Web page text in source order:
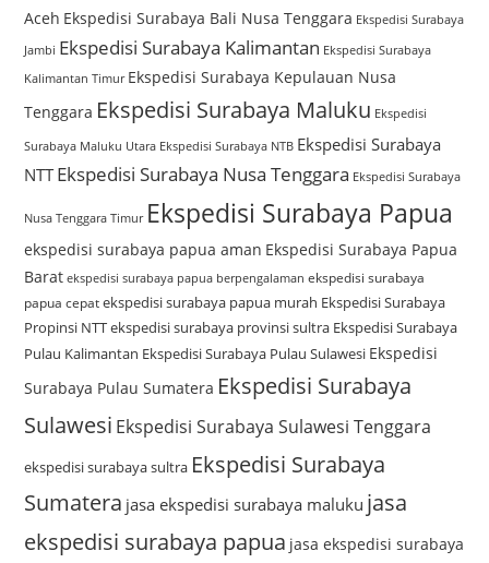
Aceh Ekspedisi Surabaya Bali Nusa Tenggara Ekspedisi Surabaya
Jambi Ekspedisi Surabaya Kalimantan Ekspedisi Surabaya
Kalimantan Timur Ekspedisi Surabaya Kepulauan Nusa
Tenggara Ekspedisi Surabaya Maluku Ekspedisi
Surabaya Maluku Utara Ekspedisi Surabaya NTB Ekspedisi Surabaya
NTTEkspedisi Surabaya Nusa Tenggara Ekspedisi Surabaya
Nusa Tenggara Timur Ekspedisi Surabaya Papua
ekspedisi surabaya papua aman Ekspedisi Surabaya Papua
Barat ekspedisi surabaya papua berpengalaman ekspedisi surabaya
papua cepat ekspedisi surabaya papua murah Ekspedisi Surabaya
Propinsi NTTekspedisi surabaya provinsi sultra Ekspedisi Surabaya
Pulau Kalimantan Ekspedisi Surabaya Pulau Sulawesi Ekspedisi
Surabaya Pulau Sumatera Ekspedisi Surabaya
Sulawesi Ekspedisi Surabaya Sulawesi Tenggara
ekspedisi surabaya sultra Ekspedisi Surabaya
Sumatera jasa ekspedisi surabaya maluku jasa
ekspedisi surabaya papua jasa ekspedisi surabaya